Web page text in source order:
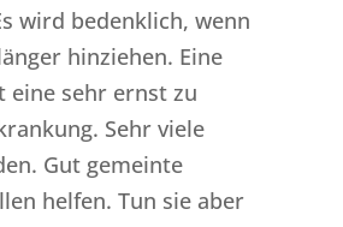
wird bedenklich, wenn
hinziehen. Eine
eine sehr ernst zu
Sehr viele
Gut gemeinte
helfen. Tun sie aber